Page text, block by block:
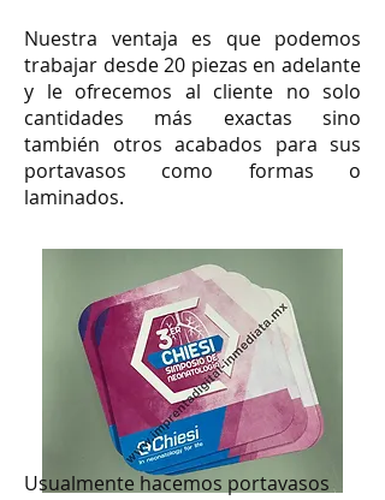
Nuestra ventaja es que podemos
trabajar desde 20 piezas en adelante
y le ofrecemos al cliente no solo
cantidades más exactas sino
también otros acabados para sus
portavasos como formas o
laminados.
Usualmente hacemos portavasos